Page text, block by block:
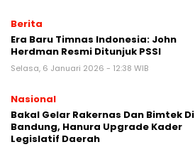
Berita
Era Baru Timnas Indonesia: John
Herdman Resmi Ditunjuk PSSI
Selasa, 6 Januari 2026 - 12:38 WIB
Nasional
Bakal Gelar Rakernas Dan Bimtek Di
Bandung, Hanura Upgrade Kader
Legislatif Daerah